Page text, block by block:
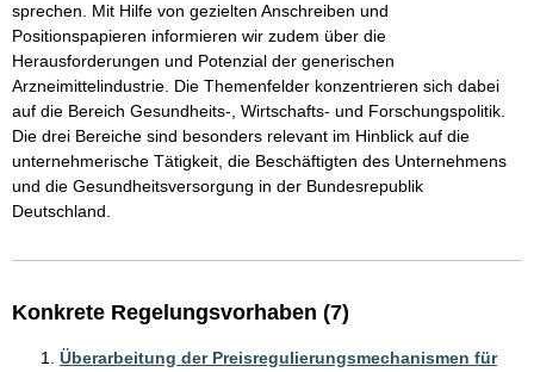
sprechen. Mit Hilfe von gezielten Anschreiben und
Positionspapieren informieren wir zudem über die
Herausforderungen und Potenzial der generischen
Arzneimittelindustrie. Die Themenfelder konzentrieren sich dabei
auf die Bereich Gesundheits-, Wirtschafts- und Forschungspolitik.
Die drei Bereiche sind besonders relevant im Hinblick auf die
unternehmerische Tätigkeit, die Beschäftigten des Unternehmens
und die Gesundheitsversorgung in der Bundesrepublik
Deutschland.
Konkrete Regelungsvorhaben (7)
Überarbeitung der Preisregulierungsmechanismen für